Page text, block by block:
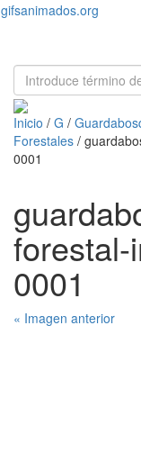
gifsanimados.org
Inicio / G /
Forestales /
0001
0001
« Imagen anterior